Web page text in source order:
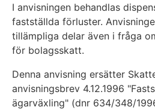
I anvisningen behandlas
fastställda förluster.
tillämpliga delar även i fråga
för bolagsskatt.
Denna anvisning ersätter
anvisningsbrev 4.12.1996
ägarväxling" (dnr 634/348/